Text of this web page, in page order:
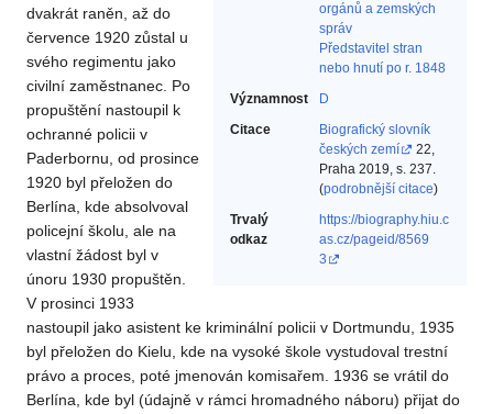
orgánů a zemských
správ‎
Představitel stran
nebo hnutí po r. 1848‎
Významnost
D
Citace
Biografický slovník
českých zemí
22,
Praha 2019, s. 237.
(podrobnější citace)
Trvalý
odkaz
https://biography.hiu.c
as.cz/pageid/8569
3
dvakrát raněn, až do
července 1920 zůstal u
svého regimentu jako
civilní zaměstnanec. Po
propuštění nastoupil k
ochranné policii v
Paderbornu, od prosince
1920 byl přeložen do
Berlína, kde absolvoval
policejní školu, ale na
vlastní žádost byl v
únoru 1930 propuštěn.
V prosinci 1933
nastoupil jako asistent ke kriminální policii v Dortmundu, 1935
byl přeložen do Kielu, kde na vysoké škole vystudoval trestní
právo a proces, poté jmenován komisařem. 1936 se vrátil do
Berlína, kde byl (údajně v rámci hromadného náboru) přijat do